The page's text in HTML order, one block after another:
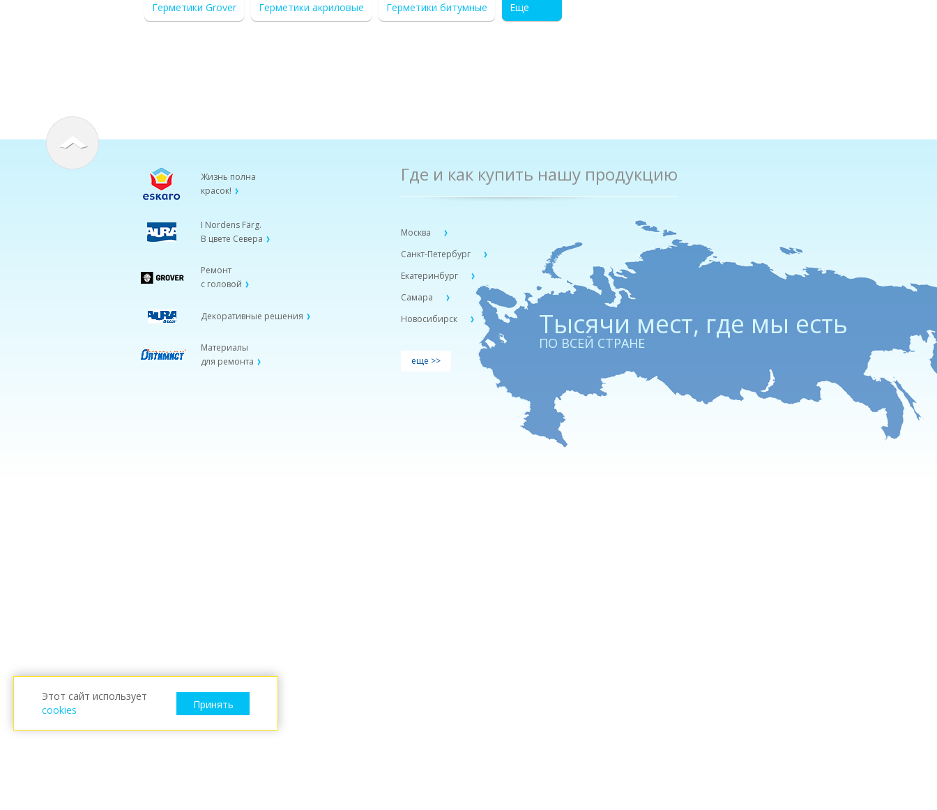
Герметики Grover Герметики акриловые Герметики битумные Еще
Жизнь полна
красок!
I Nordens Färg.
В цвете Севера
Ремонт
с головой
Декоративные решения
Материалы
для ремонта
Где и как купить нашу продукцию
Москва
Санкт-Петербург
Екатеринбург
Самара
Новосибирск
еще >>
Тыcячи мест, где мы есть
ПО ВСЕЙ СТРАНЕ
Этот сайт использует
cookies
Принять